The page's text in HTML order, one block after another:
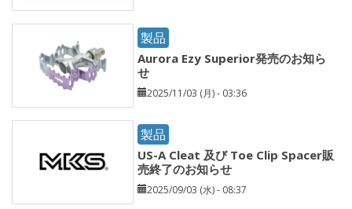
製品
Aurora Ezy Superior発売のお知ら
せ
2025/11/03 (月) - 03:36
製品
US-A Cleat 及び Toe Clip Spacer販
売終了のお知らせ
2025/09/03 (水) - 08:37